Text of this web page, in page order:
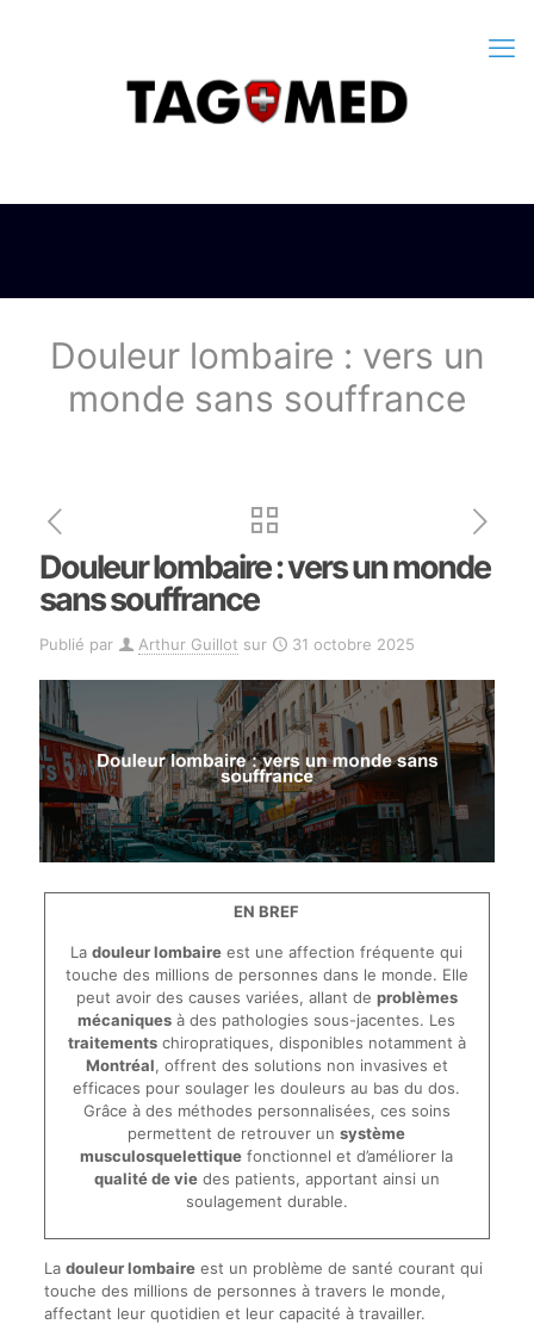
Douleur lombaire : vers un
monde sans souffrance
Douleur lombaire : vers un monde
sans souffrance
Publié par Arthur Guillot sur 31 octobre 2025
EN BREF
Ladouleur lombaire est une affection fréquente qui
touche des millions de personnes dans le monde. Elle
peut avoir des causes variées, allant de problèmes
mécaniques à des pathologies sous-jacentes. Les
traitementschiropratiques, disponibles notamment à
Montréal, offrent des solutions non invasives et
efficaces pour soulager les douleurs au bas du dos.
Grâce à des méthodes personnalisées, ces soins
permettent de retrouver unsystème
musculosquelettique fonctionnel et d’améliorer la
qualité de viedes patients, apportant ainsi un
soulagement durable.
La douleur lombaireest un problème de santé courant qui
touche des millions de personnes à travers le monde,
affectant leur quotidien et leur capacité à travailler.